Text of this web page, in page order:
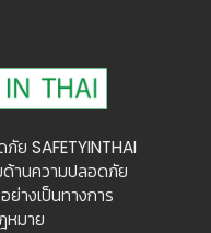
SAFETYINTHAI
ด้านความปลอดภัย
ย่างเป็นทางการ
หมาย